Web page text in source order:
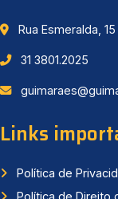
Rua Esmeralda,
31 3801.2025
Links
Política de
Política de Direito